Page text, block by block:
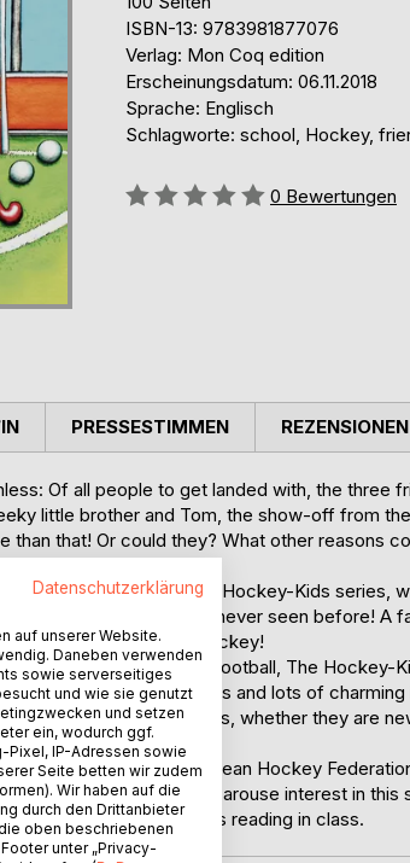
ISBN-13: 9783981877076
Verlag: Mon Coq edition
Erscheinungsdatum: 06.11.2018
Sprache: Englisch
Schlagworte: school, Hockey,
Bewertung::
0 Bewertungen
Of all people to get landed with, the three
little brother and Tom, the show-off from
than that! Or could they? What other reasons
the first book in the Hockey-Kids series,
the like of which has never seen before! A
sport in the world - hockey!
books dedicated to football, The Hockey-
hockey. With 100 pages and lots of
for primary school pupils, whether they are
Fleuren, President European Hockey
Lena, Max and Lars and arouse interest in this
opportunity for school's reading in class.
PRESSESTIMMEN REZENSIONEN
Datenschutzerklärung
auf unserer Website.
Daneben verwenden
sowie serverseitiges
und wie sie genutzt
und setzen
ein, wodurch ggf.
Pixel, IP-Adressen sowie
Seite betten wir zudem
Wir haben auf die
durch den Drittanbieter
oben beschriebenen
unter „Privacy-